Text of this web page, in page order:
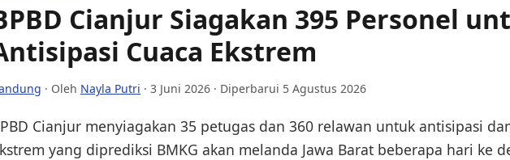
Cianjur Siagakan 395 Personel
Cuaca Ekstrem
· Oleh Nayla Putri · 3 Juni 2026 · Diperbarui 5 Agustus 2026
Cianjur menyiagakan 35 petugas dan 360 relawan untuk antisipasi
yang diprediksi BMKG akan melanda Jawa Barat beberapa hari ke